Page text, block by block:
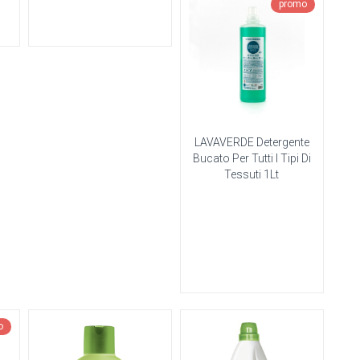
promo
LAVAVERDE Detergente
Bucato Per Tutti I Tipi Di
Tessuti 1Lt